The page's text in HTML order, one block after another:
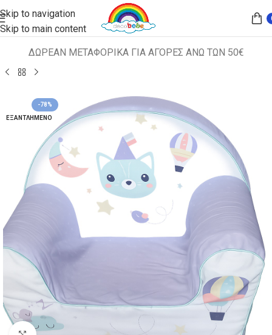
Skip to navigation
Skip to main content
ΔΩΡΕΑΝ ΜΕΤΑΦΟΡΙΚΑ ΓΙΑ ΑΓΟΡΕΣ ΑΝΩ ΤΩΝ 50€
Αρχική σελίδα ΠΑΙΔΙΚΑ ΚΑΘΙΣΜΑΤΑ ΠΟΛΥΘΡΟΝΑΚΙΑ
-78%
ΕΞΑΝΤΛΗΜΈΝΟ